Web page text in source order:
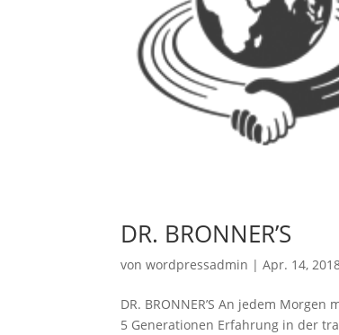
DR. BRONNER’S
vonwordpressadmin |Apr. 14,
DR. BRONNER’S An jedem
5 Generationen Erfahrung in der